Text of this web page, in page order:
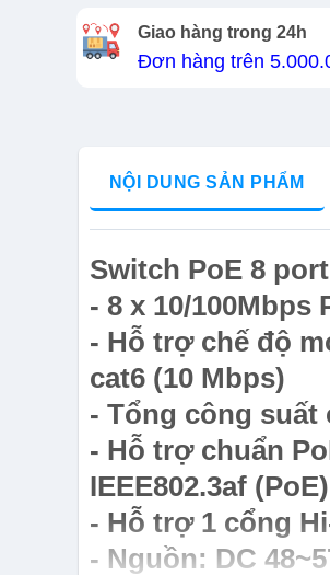
Giao hàng trong 24h
Đơn hàng trên
NỘI DUNG SẢN PHẨM
Switch PoE 8
- 8 x 10/100Mbps
- Hỗ trợ chế độ
cat6 (10 Mbps)
- Tổng công suất
- Hỗ trợ chuẩn
IEEE802.3af
- Hỗ trợ 1 cổng
- Nguồn: DC